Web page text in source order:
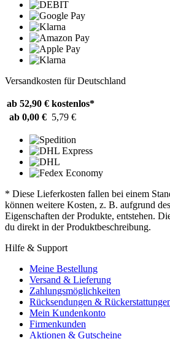
Versandkosten für Deutschland
ab 52,90 € kostenlos*
ab 0,00 € 5,79 €
* Diese Lieferkosten fallen bei einem
können weitere Kosten, z. B. aufgrund
Eigenschaften der Produkte, entstehen.
du direkt in der Produktbeschreibung.
Hilfe & Support
Meine Bestellung
Versand & Lieferung
Zahlungsmöglichkeiten
Rücksendungen &
Mein Kundenkonto
Firmenkunden
Aktionen & Gutscheine